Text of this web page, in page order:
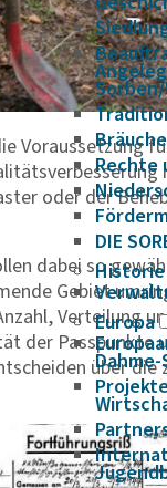
Rechte
DIE
Historie
Europa
Voraussetzung
oder der
dabei so
Gebiet
Verteilung
der Passpunkte
über die